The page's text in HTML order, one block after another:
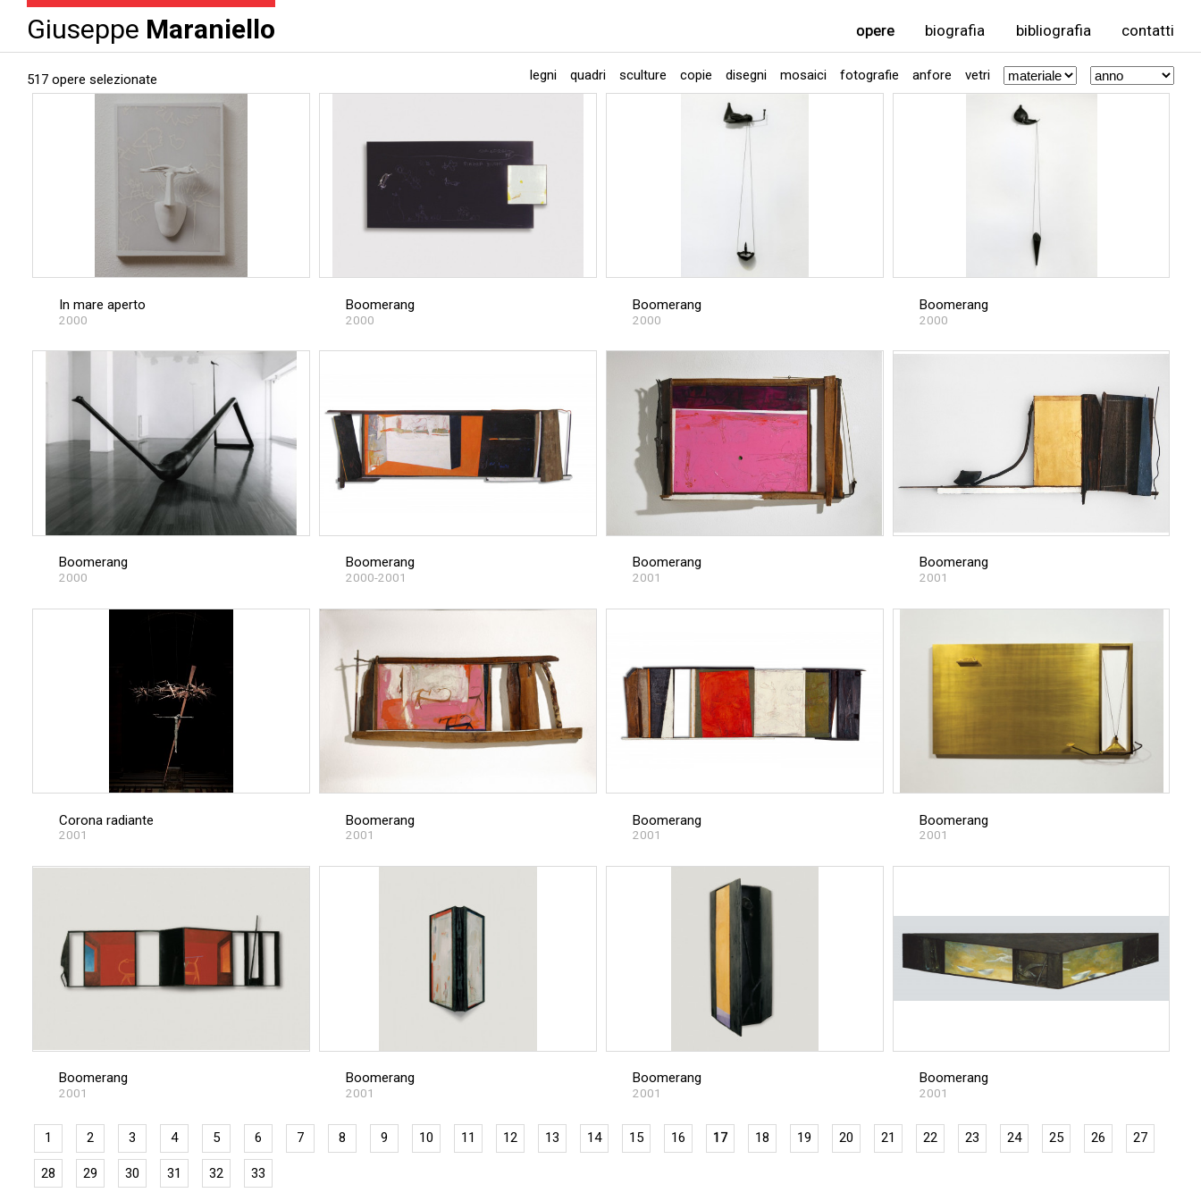
Giuseppe Maraniello opere biografia bibliografia contatti
517 opere selezionate legni quadri sculture copie disegni mosaici fotografie anfore vetri
In mare aperto
2000
Boomerang
2000
Boomerang
2000
Boomerang
2000
Boomerang
2000
Boomerang
2000-2001
Boomerang
2001
Boomerang
2001
Corona radiante
2001
Boomerang
2001
Boomerang
2001
Boomerang
2001
Boomerang
2001
Boomerang
2001
Boomerang
2001
Boomerang
2001
1 2 3 4 5 6 7 8 9 10 11 12 13 14 15 16 17 18 19 20 21 22 23 24 25 26 27
28 29 30 31 32 33